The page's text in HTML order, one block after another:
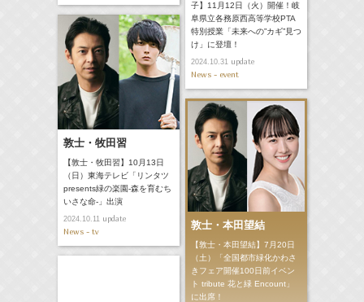
子】11月12日（火）開催！岐
阜県立各務原西高等学校PTA
特別授業「未来への”カギ”見つ
け」に登壇！
2024.10.31update
News - event
敦士・牧田習
【敦士・牧田習】10月13日
（日）東海テレビ「リンタツ
presents緑の楽園-森を育むち
いさな命-」出演
2024.10.11update
News - tv
敦士・本田望結
【敦士・本田望結】7月20日
（土）「全国都市緑化かわさ
きフェア開催100日前イベン
ト tribute 花と緑 Encount」
に出席！